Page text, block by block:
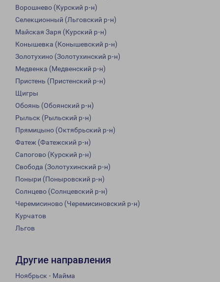
Ворошнево (Курский р-н)
Селекционный (Льговский р-н)
Майская Заря (Курский р-н)
Конышевка (Конышевский р-н)
Золотухино (Золотухинский р-н)
Медвенка (Медвенский р-н)
Пристень (Пристенский р-н)
Щигры
Обоянь (Обоянский р-н)
Рыльск (Рыльский р-н)
Прямицыно (Октябрьский р-н)
Фатеж (Фатежский р-н)
Сапогово (Курский р-н)
Свобода (Золотухинский р-н)
Поныри (Поныровский р-н)
Солнцево (Солнцевский р-н)
Черемисиново (Черемисиновский р-н)
Курчатов
Льгов
Другие направления
Ноябрьск - Майма